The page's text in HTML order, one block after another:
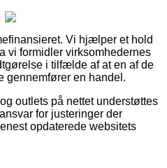
Vi hjælper et hold
vi formidler virksomhedernes
i tilfælde af at en af de
gennemfører en handel.
outlets på nettet understøttes
for justeringer der
opdaterede websitets